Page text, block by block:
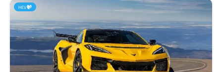
HEV